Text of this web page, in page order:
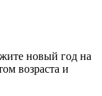
новый год на
возраста и